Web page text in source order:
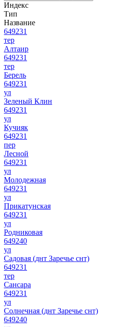
Индекс
Тип
Название
649231
тер
Алтаир
649231
тер
Берель
649231
ул
Зеленый Клин
649231
ул
Кучияк
649231
пер
Лесной
649231
ул
Молодежная
649231
ул
Прикатунская
649231
ул
Родниковая
649240
ул
Садовая (днт Заречье снт)
649231
тер
Сансара
649231
ул
Солнечная (днт Заречье снт)
649240